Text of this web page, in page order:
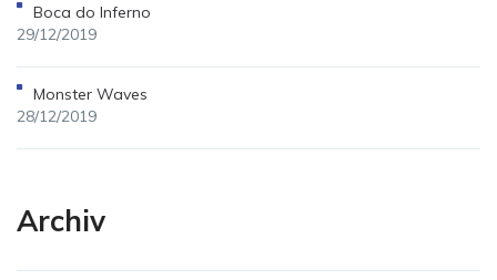
Boca do Inferno
29/12/2019
Monster Waves
28/12/2019
Archiv